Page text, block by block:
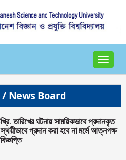
Toggle
News Board
তারিখের ঘটনায় সাময়িকভাবে প্রদানকৃত
প্রদান করা হবে না মর্মে আত্নপক্ষ